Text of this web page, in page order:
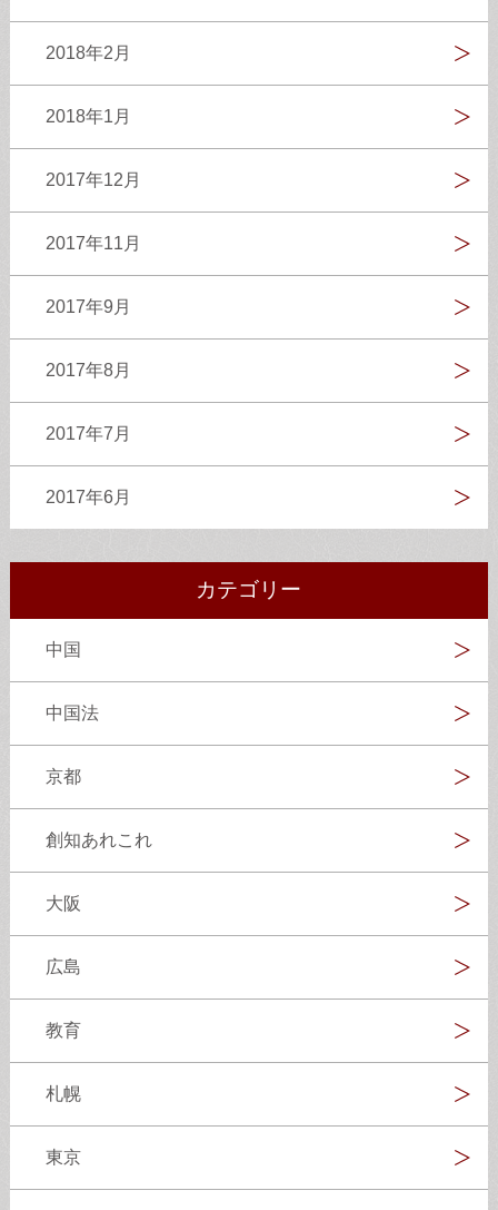
2018年2月
2018年1月
2017年12月
2017年11月
2017年9月
2017年8月
2017年7月
2017年6月
カテゴリー
中国
中国法
京都
創知あれこれ
大阪
広島
教育
札幌
東京